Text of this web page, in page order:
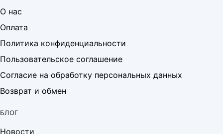
О нас
Оплата
Политика конфиденциальности
Пользовательское соглашение
Согласие на обработку персональных данных
Возврат и обмен
БЛОГ
Новости